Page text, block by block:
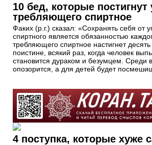
10 бед, которые
требляющего спиртное
Факих (р.г.) сказал: «Сохранять себя от
спиртного является обязанностью
требляющего спиртное настигнет
поистине, всякий раз, когда человек
становится дураком и безумцем. Среди
опозорится, а для детей будет
4 поступка, которые хуже